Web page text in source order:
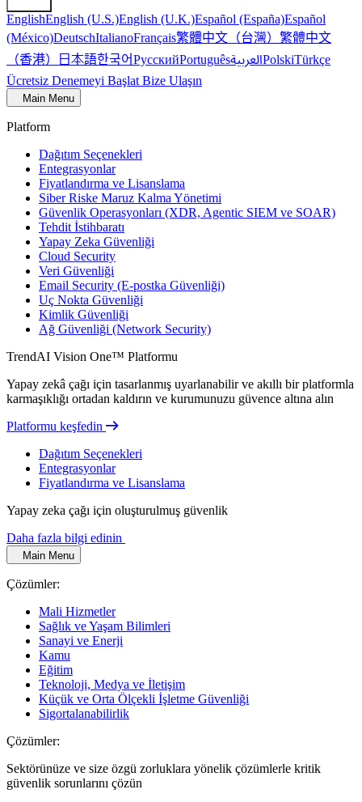
EnglishEnglish (U.S.)English (U.K.)Español (España)Español
(México)DeutschItalianoFrançais繁體中文（台灣） 繁體中文
（香港） 日本語한국어РусскийPortuguêsالعربيةPolskiTürkçe
Ücretsiz Denemeyi Başlat Bize Ulaşın
Main Menu
Platform
Dağıtım Seçenekleri
Entegrasyonlar
Fiyatlandırma ve Lisanslama
Siber Riske Maruz Kalma Yönetimi
Güvenlik Operasyonları (XDR, Agentic SIEM ve SOAR)
Tehdit İstihbaratı
Yapay Zeka Güvenliği
Cloud Security
Veri Güvenliği
Email Security (E-postka Güvenliği)
Uç Nokta Güvenliği
Kimlik Güvenliği
Ağ Güvenliği (Network Security)
TrendAI Vision One™ Platformu
Yapay zekâ çağı için tasarlanmış uyarlanabilir ve akıllı bir platformla
karmaşıklığı ortadan kaldırın ve kurumunuzu güvence altına alın
Platformu keşfedin
Dağıtım Seçenekleri
Entegrasyonlar
Fiyatlandırma ve Lisanslama
Yapay zeka çağı için oluşturulmuş güvenlik
Daha fazla bilgi edinin
Main Menu
Çözümler:
Mali Hizmetler
Sağlık ve Yaşam Bilimleri
Sanayi ve Enerji
Kamu
Eğitim
Teknoloji, Medya ve İletişim
Küçük ve Orta Ölçekli İşletme Güvenliği
Sigortalanabilirlik
Çözümler:
Sektörünüze ve size özgü zorluklara yönelik çözümlerle kritik
güvenlik sorunlarını çözün